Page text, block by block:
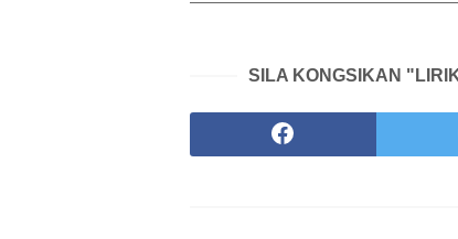
SILA KONGSIKAN